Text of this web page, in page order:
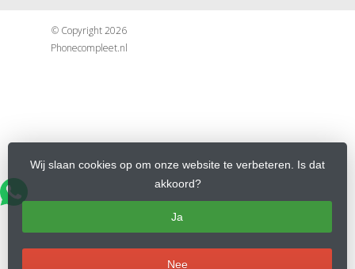
Wij slaan cookies op om onze website te verbeteren. Is dat
akkoord?
Ja
Nee
© Copyright 2026
Phonecompleet.nl